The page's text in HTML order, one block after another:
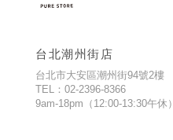
台北潮州街店
台北市大安區潮州街94號2樓
TEL：02-2396-8366
9am-18pm（12:00-13:30午休）